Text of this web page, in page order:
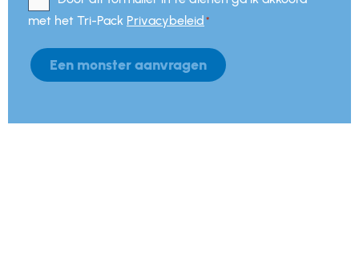
met het Tri-Pack Privacybeleid *
Een monster aanvragen